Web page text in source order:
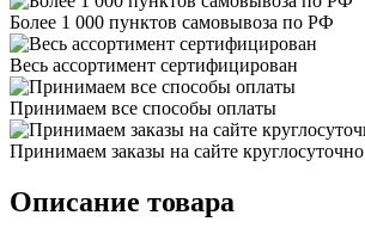
Более 1 000 пунктов самовывоза по РФ
Весь ассортимент сертифицирован
Принимаем все способы оплаты
Принимаем заказы на сайте круглосуточно
Описание товара